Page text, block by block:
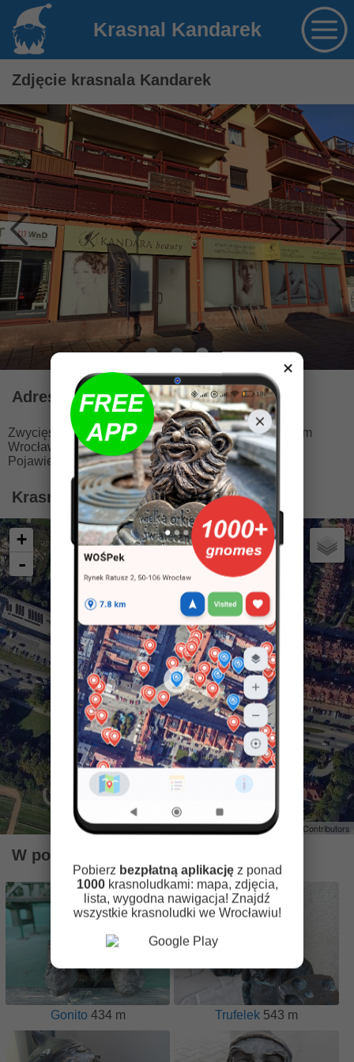
Krasnal Kandarek
Zdjęcie krasnala Kandarek
Adres
Zwycięska 9/23, 53-033 Wrocław🚩5.9 km od centrum
Wrocławia
Pojawienie: 08.11.2014
Krasnal Kandarek na mapie Wrocławia
+
-
Leaflet| ©OpenStreetMap Contributors
W pobliżu znajdują się krasnale
Gonito 434 m Trufelek543 m
✕
Pobierz bezpłatną aplikacjęz ponad
1000krasnoludkami: mapa, zdjęcia,
lista, wygodna nawigacja! Znajdź
wszystkie krasnoludki we Wrocławiu!